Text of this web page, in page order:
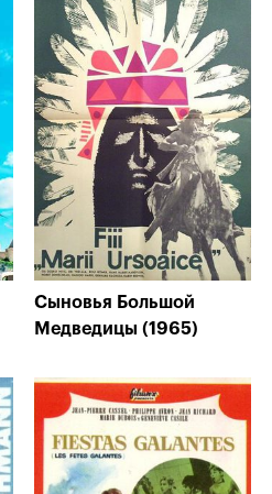
Сыновья Большой
Медведицы (1965)